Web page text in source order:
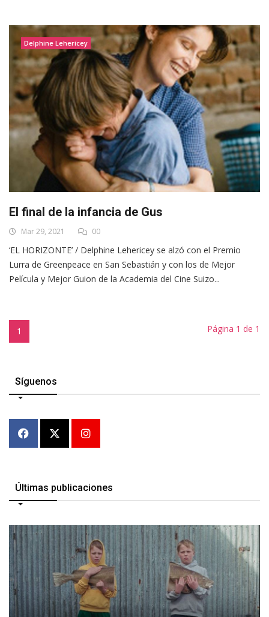
Delphine Lehericey
El final de la infancia de Gus
Mar 29, 2021 00
‘EL HORIZONTE’ / Delphine Lehericey se alzó con el Premio
Lurra de Greenpeace en San Sebastián y con los de Mejor
Película y Mejor Guion de la Academia del Cine Suizo...
1 Página 1 de 1
Síguenos
Últimas publicaciones